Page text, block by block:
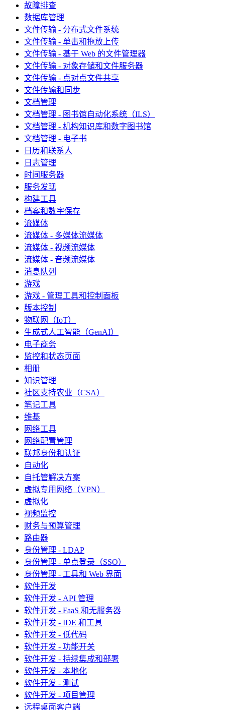
故障排查
数据库管理
文件传输 - 分布式文件系统
文件传输 - 单击和拖放上传
文件传输 - 基于 Web 的文件管理器
文件传输 - 对象存储和文件服务器
文件传输 - 点对点文件共享
文件传输和同步
文档管理
文档管理 - 图书馆自动化系统（ILS）
文档管理 - 机构知识库和数字图书馆
文档管理 - 电子书
日历和联系人
日志管理
时间服务器
服务发现
构建工具
档案和数字保存
流媒体
流媒体 - 多媒体流媒体
流媒体 - 视频流媒体
流媒体 - 音频流媒体
消息队列
游戏
游戏 - 管理工具和控制面板
版本控制
物联网（IoT）
生成式人工智能（GenAI）
电子商务
监控和状态页面
相册
知识管理
社区支持农业（CSA）
笔记工具
维基
网络工具
网络配置管理
联邦身份和认证
自动化
自托管解决方案
虚拟专用网络（VPN）
虚拟化
视频监控
财务与预算管理
路由器
身份管理 - LDAP
身份管理 - 单点登录（SSO）
身份管理 - 工具和 Web 界面
软件开发
软件开发 - API 管理
软件开发 - FaaS 和无服务器
软件开发 - IDE 和工具
软件开发 - 低代码
软件开发 - 功能开关
软件开发 - 持续集成和部署
软件开发 - 本地化
软件开发 - 测试
软件开发 - 项目管理
远程桌面客户端